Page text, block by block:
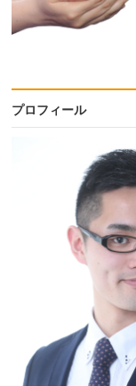
プロフィール